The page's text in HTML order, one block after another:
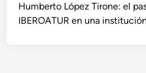
Humberto López Tirone: el
IBEROATUR en una